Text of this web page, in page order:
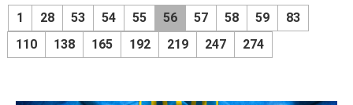
1 28 53 54 55 56 57 58 59
83
110
138 165 192 219 247 274